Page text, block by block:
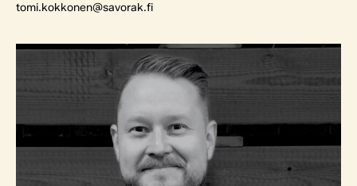
tomi.kokkonen@savorak.fi